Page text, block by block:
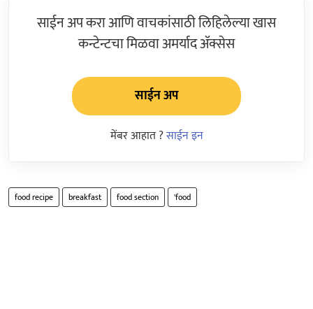
साईन अप करा आणि वाचकांसाठी लिहिलेल्या खास
कन्टेन्टचा मिळवा अमर्याद ॲक्सेस
साईन अप
मेंबर आहात ?साईन इन
food recipe breakfast food section 'food